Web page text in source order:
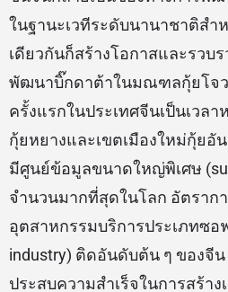
ในฐานะเวทีระดับนานาชาติส
เดียวกันก็สร้างโอกาสและรวบ
พัฒนาบิ๊กดาต้าในมณฑลกุ้ยโจว
ครั้งแรกในประเทศจีนเป็นเวล
กุ้ยหยางและเขตเมืองใหม่กุ้ยอั
มีศูนย์ข้อมูลขนาดใหญ่พิเศษ
จำนวนมากที่สุดในโลก อัตราก
อุตสาหกรรมบริการประเภทซอ
industry) ติดอันดับต้น ๆ ของจี
ประสบความสำเร็จในการสร้า